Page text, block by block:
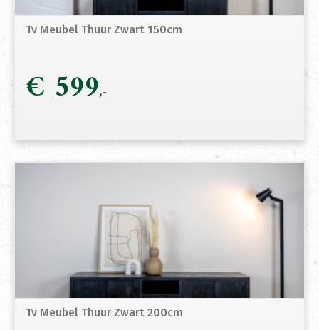
Tv Meubel Thuur Zwart 150cm
€ 599
Tv Meubel Thuur Zwart 200cm